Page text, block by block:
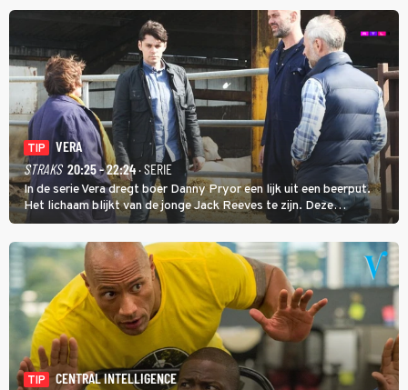
TIP
VERA
STRAKS 20:25 - 22:24· SERIE
In de serie Vera dregt boer Danny Pryor een lijk uit een beerput.
Het lichaam blijkt van de jonge Jack Reeves te zijn. Deze
homoseksuele woonwagenbewoner had gebroken met zijn familie
en verliet het kamp met slaande ruzie.
TIP
CENTRAL INTELLIGENCE